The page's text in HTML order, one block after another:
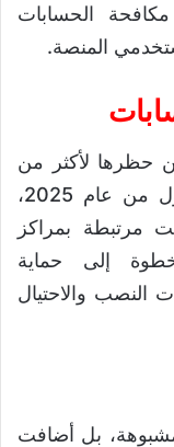
الحسابات
المنصة.
حظرها لأكثر من
6.8 مليون حساب خلال النصف الأول من عام 2025،
مرتبطة بمراكز
إلى حماية
النصب والاحتيال
بل أضافت